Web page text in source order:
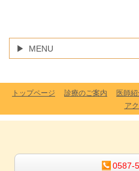
MENU
トップページ 診療のご案内 医師
ア
0587-